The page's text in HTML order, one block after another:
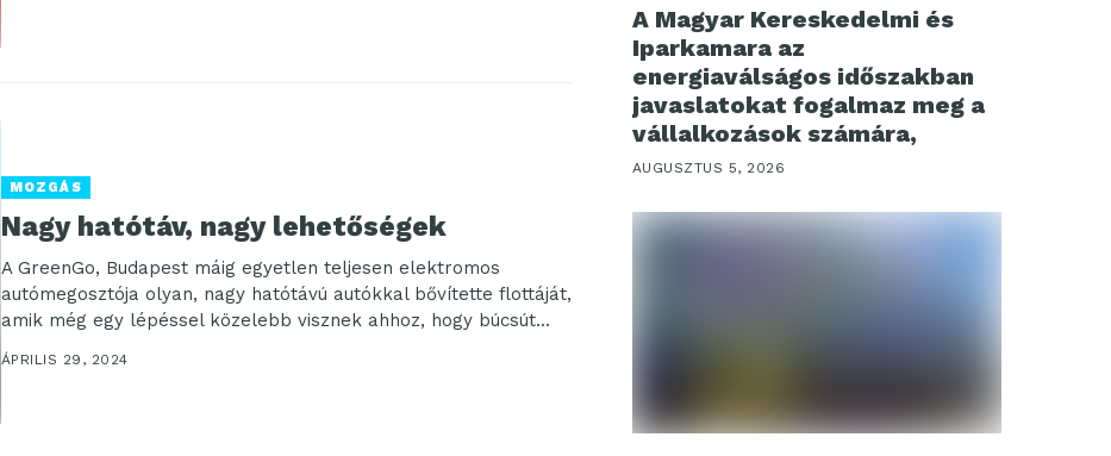
MOZGÁS
Nagy hatótáv, nagy lehetőségek
A GreenGo, Budapest máig egyetlen teljesen elektromos
autómegosztója olyan, nagy hatótávú autókkal bővítette flottáját,
amik még egy lépéssel közelebb visznek ahhoz, hogy búcsút...
ÁPRILIS 29, 2024
A Magyar Kereskedelmi és
Iparkamara az
energiaválságos időszakban
javaslatokat fogalmaz meg a
vállalkozások számára,
AUGUSZTUS 5, 2026